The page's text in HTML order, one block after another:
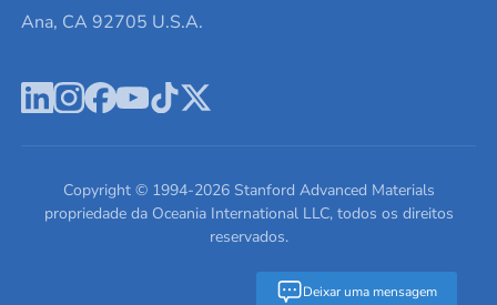
Deixar uma mensagem
Política de Privacidade
Ácido hialurônico
Estudos de caso
Escreva para nós
Ana, CA 92705 U.S.A.
Copyright © 1994-2026Stanford Advanced Materials
propriedade da Oceania International LLC, todos os direitos
reservados.